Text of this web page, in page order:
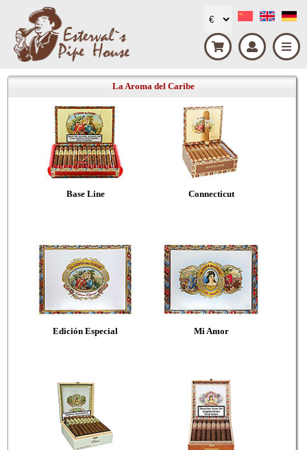
La Aroma del Caribe
Base Line Connecticut
Edición Especial Mi Amor